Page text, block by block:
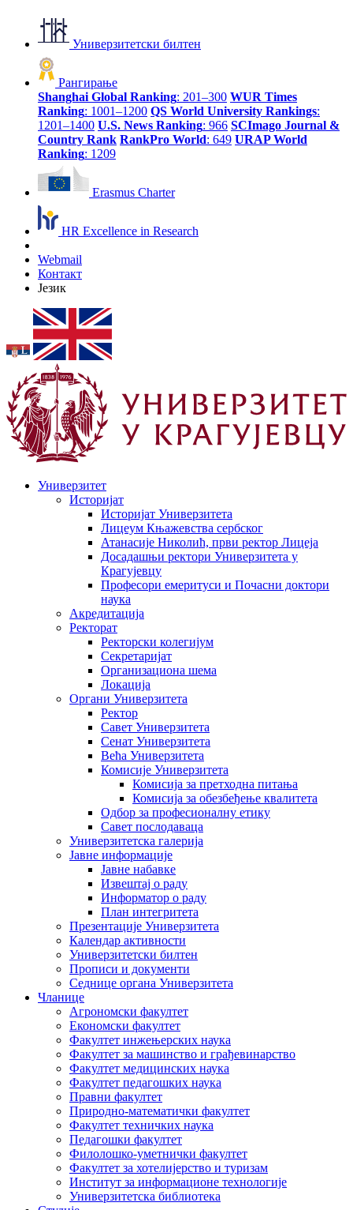
Универзитетски билтен
Рангирање
Shanghai Global Ranking: 201–300 WUR Times
Ranking: 1001–1200 QS World University Rankings:
1201–1400 U.S. News Ranking: 966 SCImago Journal &
Country Rank RankPro World: 649 URAP World
Ranking: 1209
Erasmus Charter
HR Excellence in Research
Webmail
Контакт
Језик
Универзитет
Историјат
Историјат Универзитета
Лицеум Књажевства сербског
Атанасије Николић, први ректор Лицеја
Досадашњи ректори Универзитета у
Крагујевцу
Професори емеритуси и Почасни доктори
наука
Акредитација
Ректорат
Ректорски колегијум
Секретаријат
Организациона шема
Локација
Органи Универзитета
Ректор
Савет Универзитета
Сенат Универзитета
Већа Универзитета
Комисије Универзитета
Комисија за претходна питања
Комисија за обезбеђење квалитета
Одбор за професионалну етику
Савет послодаваца
Универзитетска галерија
Јавне информације
Јавне набавке
Извештај о раду
Информатор о раду
План интегритета
Презентације Универзитета
Календар активности
Универзитетски билтен
Прописи и документи
Седнице органа Универзитета
Чланице
Агрономски факултет
Економски факултет
Факултет инжењерских наука
Факултет за машинство и грађевинарство
Факултет медицинских наука
Факултет педагошких наука
Правни факултет
Природно-математички факултет
Факултет техничких наука
Педагошки факултет
Филолошко-уметнички факултет
Факултет за хотелијерство и туризам
Институт за информационе технологије
Универзитетска библиотека